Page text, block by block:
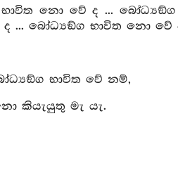
භාවිත නො වේ ද ...
ද ... බෝධ්‍යඞ්ග භාවිත නො වේ
භාවිත වේ නම්,
කියැයුතු මැ යැ.